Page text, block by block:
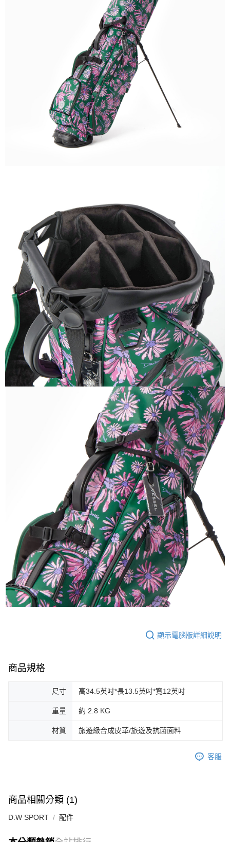
顯示電腦版詳細說明
商品規格
尺寸 高34.5英吋*長13.5英吋*寬12英吋
重量 約 2.8 KG
材質 旅遊級合成皮革/旅遊及抗菌面料
客服
商品相關分類 (1)
D.W SPORT 配件